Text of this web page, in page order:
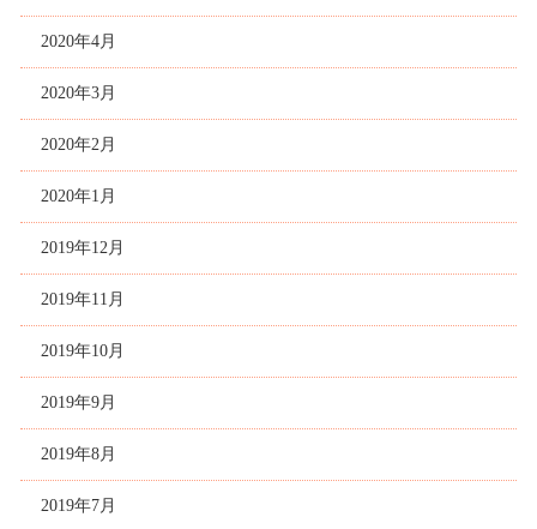
2020年4月
2020年3月
2020年2月
2020年1月
2019年12月
2019年11月
2019年10月
2019年9月
2019年8月
2019年7月